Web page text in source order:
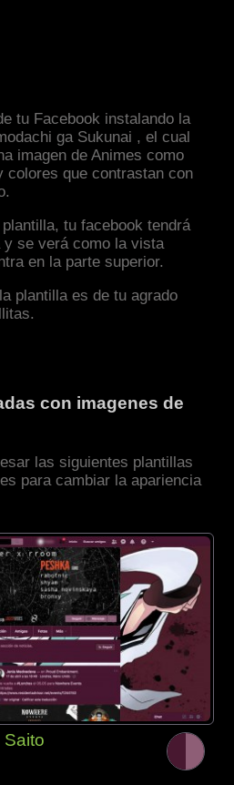
tu Facebook instalando la
ga Sukunai , el cual
imagen de Animes como
colores que contrastan con
tu facebook tendrá
y se verá como la vista
en la parte superior.
plantilla es de tu agrado
con imagenes de
las siguientes plantillas
para cambiar la apariencia